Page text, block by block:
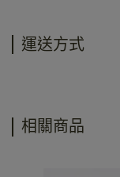
運送方式
相關商品